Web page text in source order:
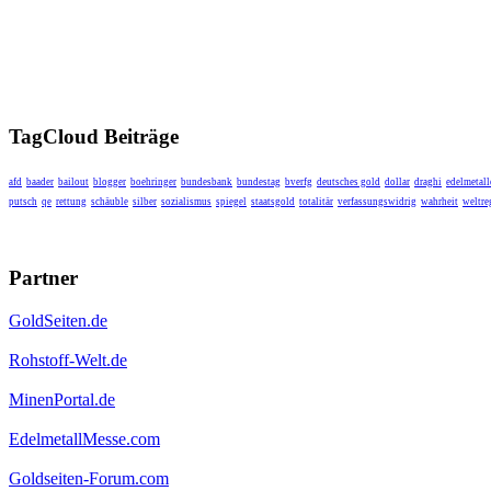
TagCloud Beiträge
afd baader bailout blogger boehringer bundesbank bundestag bverfg deutsches gold dollar draghi
putsch qe rettung schäuble silber sozialismus spiegel staatsgold totalitär verfassungswidrig wahrheit
Partner
GoldSeiten.de
Rohstoff-Welt.de
MinenPortal.de
EdelmetallMesse.com
Goldseiten-Forum.com